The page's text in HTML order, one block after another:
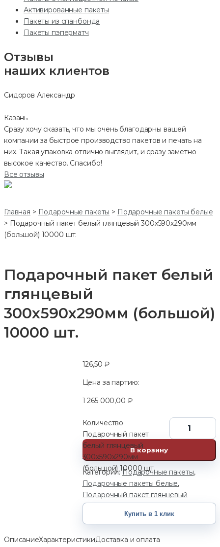
Активированные пакеты
Пакеты из спанбонда
Пакеты пэперматч
Отзывы
наших клиентов
Сидоров Александр
Казань
Сразу хочу сказать, что мы очень благодарны вашей
компании за быстрое производство пакетов и печать на
них. Такая упаковка отлично выглядит, и сразу заметно
высокое качество. Спасибо!
Все отзывы
Главная > Подарочные пакеты > Подарочные пакеты белые
> Подарочный пакет белый глянцевый 300х590х290мм
(большой) 10000 шт.
Подарочный пакет белый
глянцевый
300х590х290мм (большой)
10000 шт.
126,50 ₽
Цена за партию:
1 265 000,00 ₽
Количество
Подарочный пакет
белый глянцевый
300х590х290мм
(большой) 10000 шт.
В корзину
Категории:Подарочные пакеты,
Подарочные пакеты белые,
Подарочный пакет глянцевый
Купить в 1 клик
ОписаниеХарактеристикиДоставка и оплата